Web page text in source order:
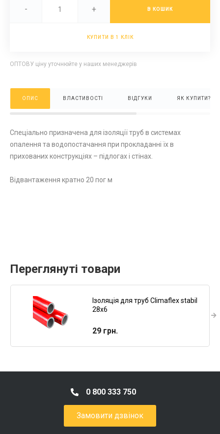
- + В КОШИК
КУПИТИ В 1 КЛІК
ОПТОВУ ціну уточнюйте у наших менеджерів
ОПИС ВЛАСТИВОСТІ ВІДГУКИ ЯК КУПИТИ?
Спеціально призначена для ізоляції труб в системах
опалення та водопостачання при прокладанні їх в
прихованих конструкціях – підлогах і стінах.
Відвантаження кратно 20 пог м
Переглянуті товари
Ізоляція для труб Climaflex stabil
28х6
29 грн.
0 800 333 750
Замовити дзвінок